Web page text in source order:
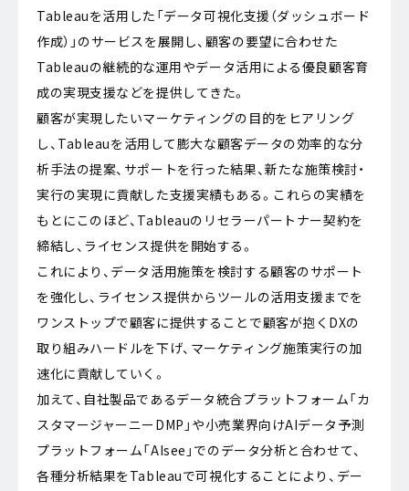
Tableauを活用した「データ可視化支援（ダッシュボード
作成）」のサービスを展開し、顧客の要望に合わせた
Tableauの継続的な運用やデータ活用による優良顧客育
成の実現支援などを提供してきた。
顧客が実現したいマーケティングの目的をヒアリング
し、Tableauを活用して膨大な顧客データの効率的な分
析手法の提案、サポートを行った結果、新たな施策検討・
実行の実現に貢献した支援実績もある。これらの実績を
もとにこのほど、Tableauのリセラーパートナー契約を
締結し、ライセンス提供を開始する。
これにより、データ活用施策を検討する顧客のサポート
を強化し、ライセンス提供からツールの活用支援までを
ワンストップで顧客に提供することで顧客が抱くDXの
取り組みハードルを下げ、マーケティング施策実行の加
速化に貢献していく。
加えて、自社製品であるデータ統合プラットフォーム「カ
スタマージャーニーDMP」や小売業界向けAIデータ予測
プラットフォーム「AIsee」でのデータ分析と合わせて、
各種分析結果をTableauで可視化することにより、デー